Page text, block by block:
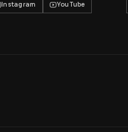
Instagram YouTube